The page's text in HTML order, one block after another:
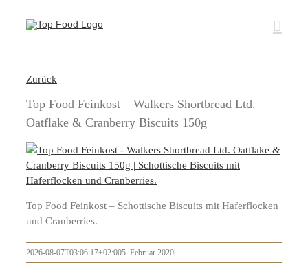
Inhalt
Zurück
Top Food Feinkost – Walkers Shortbread Ltd.
Oatflake & Cranberry Biscuits 150g
Top Food Feinkost – Schottische Biscuits mit Haferflocken
und Cranberries.
2026-08-07T03:06:17+02:005. Februar 2020